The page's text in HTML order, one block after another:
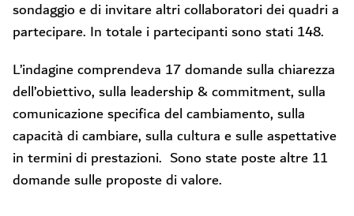
sondaggio e di invitare altri collaboratori dei quadri a
partecipare. In totale i partecipanti sono stati 148.
L’indagine comprendeva 17 domande sulla chiarezza
dell’obiettivo, sulla leadership & commitment, sulla
comunicazione specifica del cambiamento, sulla
capacità di cambiare, sulla cultura e sulle aspettative
in termini di prestazioni. Sono state poste altre 11
domande sulle proposte di valore.